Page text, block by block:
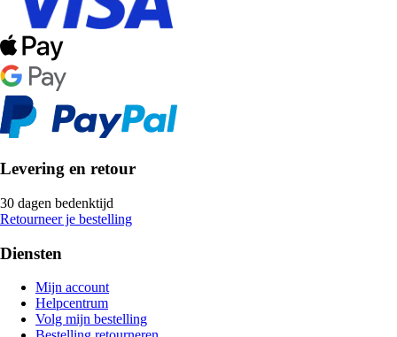
Levering en retour
30 dagen bedenktijd
Retourneer je bestelling
Diensten
Mijn account
Helpcentrum
Volg mijn bestelling